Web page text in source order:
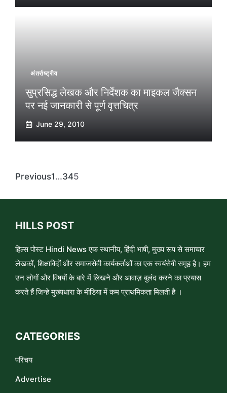
अंतर्राष्ट्रीय
सुप्रसिद्ध लेखक और निर्देशक का माइकल जैक्सन
पर नई जानकारी से पूर्ण वृत्तचित्र
June 29, 2010
Previous1…345
HILLS POST
हिल्स पोस्ट Hindi News एक स्थानीय, हिंदी भाषी, मुख्य रूप से समाचार
लेखकों, शिक्षाविदों और समाजसेवी कार्यकर्ताओं का एक स्वयंसेवी समूह है। हम
उन लोगों और विषयों के बारे में लिखने और आवाज़ बुलंद करने का प्रयास
करते हैं जिन्हे मुख्यधारा के मीडिया में कम प्राथमिकता मिलती है ।
CATEGORIES
परिचय
Advertise